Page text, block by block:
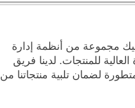
مجموعة من أنظمة إدارة
للمنتجات. لدينا فريق
لضمان تلبية منتجاتنا من